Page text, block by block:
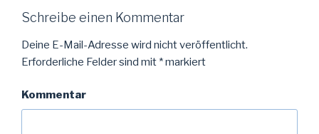
Schreibe einen Kommentar
Deine E-Mail-Adresse wird nicht veröffentlicht.
Erforderliche Felder sind mit *markiert
Kommentar